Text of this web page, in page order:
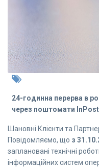
24-годинна перерва в
через поштомати InPost
Шановні Клієнти та
Повідомляємо, що з
заплановані технічні
інформаційних систем